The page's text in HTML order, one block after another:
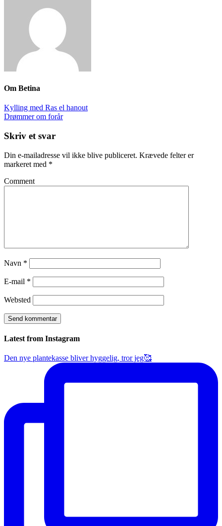
Om Betina
Kylling med Ras el hanout
Drømmer om forår
Skriv et svar
Din e-mailadresse vil ikke blive publiceret. Krævede felter er
markeret med *
Comment
Navn *
E-mail *
Websted
Latest from Instagram
Den nye plantekasse bliver hyggelig, tror jeg🥰